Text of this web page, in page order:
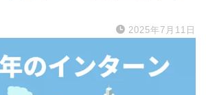
2025年7月11日